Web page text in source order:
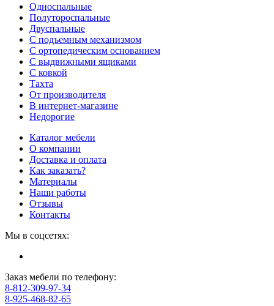
Односпальные
Полутороспальные
Двуспальные
С подъемным механизмом
С ортопедическим основанием
С выдвижными ящиками
С ковкой
Тахта
От производителя
В интернет-магазине
Недорогие
Каталог мебели
О компании
Доставка и оплата
Как заказать?
Материалы
Наши работы
Отзывы
Контакты
Мы в соцсетях:
Заказ мебели по телефону:
8-812-309-97-34
8-925-468-82-65